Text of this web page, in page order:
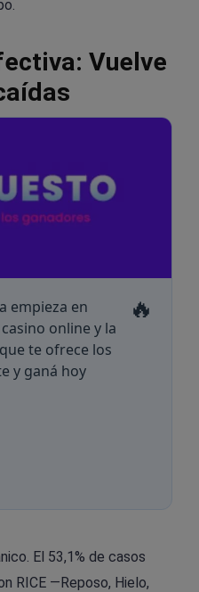
Vuelve
empieza en
casino online y la
te ofrece los
y ganá hoy
🔥
El 53,1% de casos
RICE —Reposo, Hielo,